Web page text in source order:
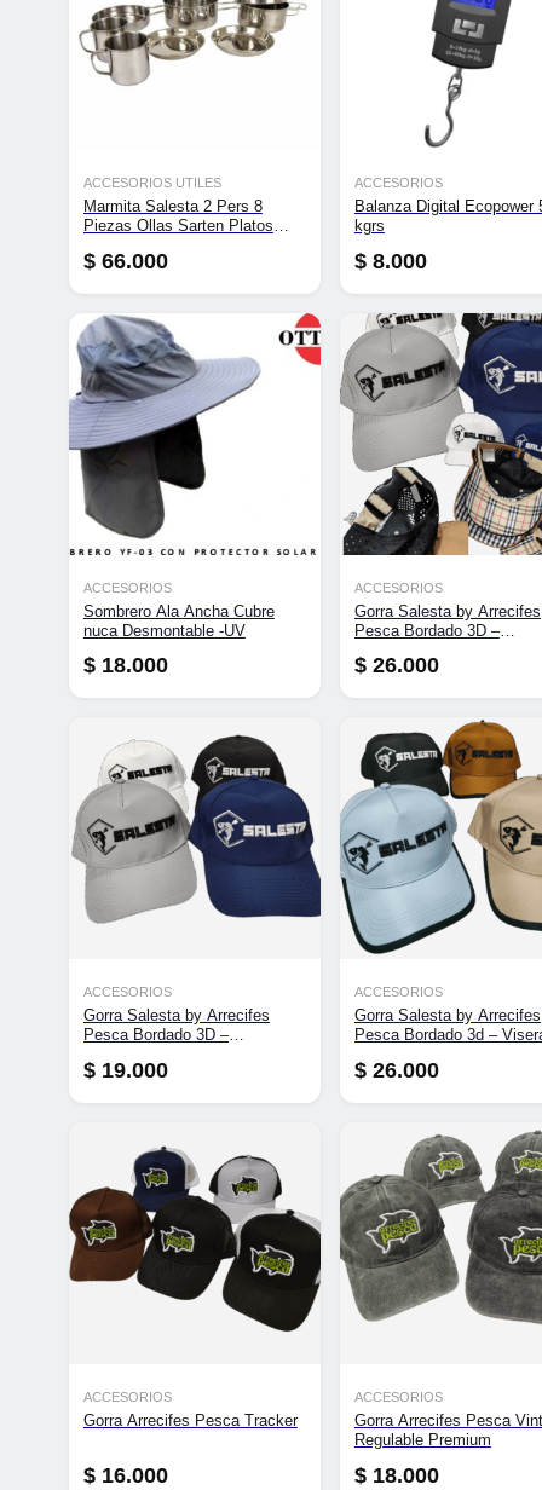
ACCESORIOS UTILES
Marmita Salesta 2 Pers 8
Piezas Ollas Sarten Platos
$66.000
ACCESORIOS
Balanza Digital Ecopower
kgrs
$8.000
ACCESORIOS
Sombrero Ala Ancha Cubre
nuca Desmontable -UV
$18.000
ACCESORIOS
Gorra Salesta by Arrecifes
Pesca Bordado 3D –
$26.000
ACCESORIOS
Gorra Salesta by Arrecifes
Pesca Bordado 3D –
$19.000
ACCESORIOS
Gorra Salesta by Arrecifes
Pesca Bordado 3d –
$26.000
ACCESORIOS
Gorra Arrecifes Pesca Tracker
$16.000
ACCESORIOS
Gorra Arrecifes Pesca
Regulable Premium
$18.000